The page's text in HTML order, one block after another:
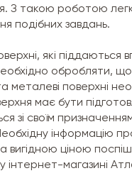
З такою роботою
подібних завдань.
які піддаються
обробляти,
металеві поверхні
має бути
зі своїм
інформацію
вигідною ціною
інтернет-магазині